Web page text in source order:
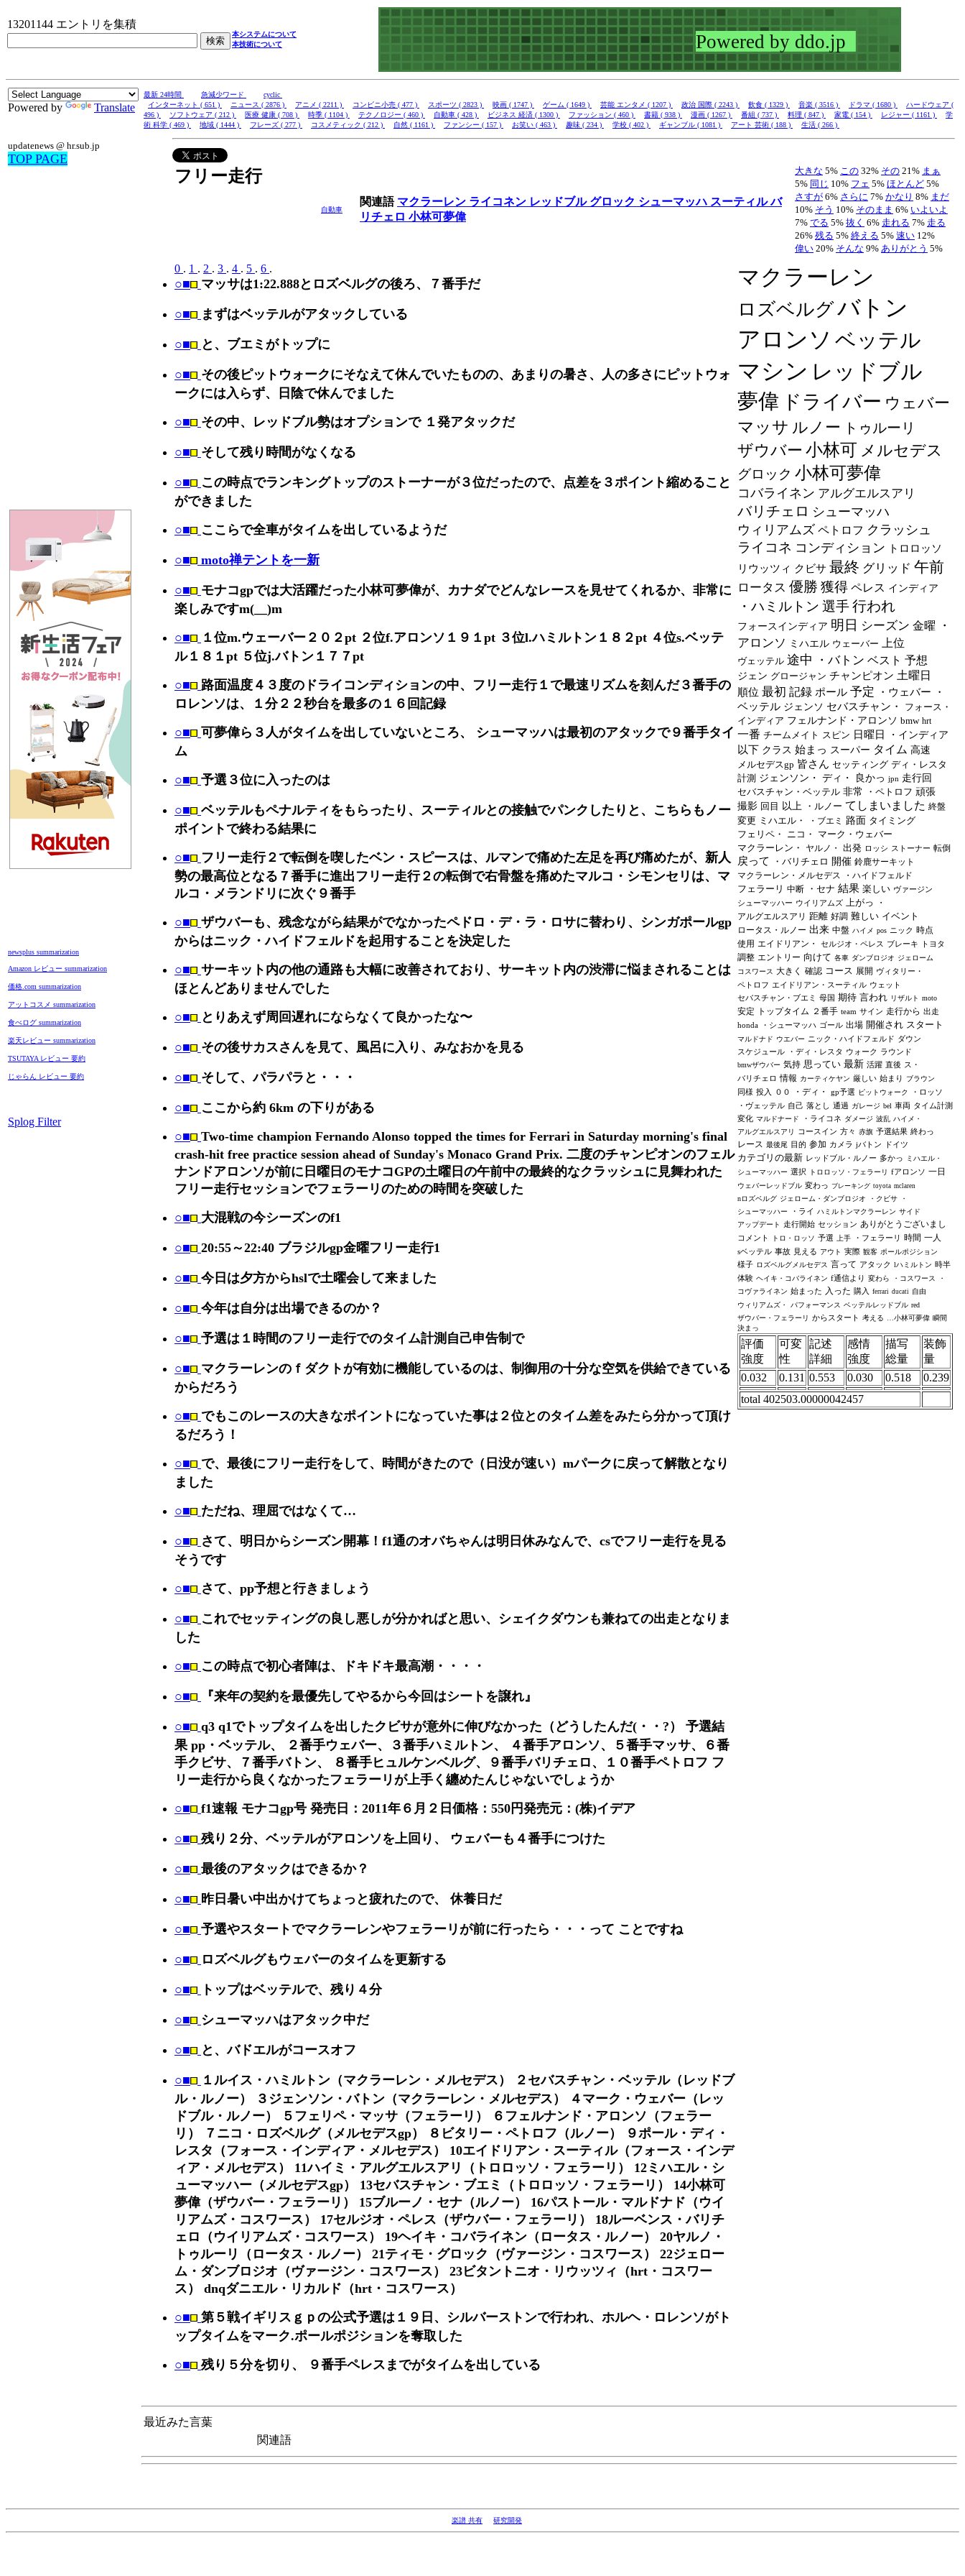
13201144 エントリを集積
本システムについて
本技術について
Powered by Translate
updatenews @ hr.sub.jp
TOP PAGE
newsplus summarization
Amazon レビュー summarization
価格.com summarization
アットコスメ summarization
食べログ summarization
楽天レビュー summarization
TSUTAYA レビュー 要約
じゃらん レビュー 要約
Splog Filter
最新 24時間 急減少ワード
cyclic
インターネット ( 651 )
ニュース ( 2876 ) アニメ ( 2211 ) コンビニ小売 ( 477 ) スポーツ ( 2823 ) 映画 ( 1747 ) ゲーム ( 1649 ) 芸能 エンタメ ( 1207 ) 政治 国際 ( 2243 ) 飲食 ( 1329 ) 音楽 ( 3516 ) ドラマ ( 1680 )
ハードウェア (
496 )
ソフトウェア ( 212 ) 医療 健康 ( 708 ) 時季 ( 1104 ) テクノロジー ( 460 ) 自動車 ( 428 ) ビジネス 経済 ( 1300 ) ファッション ( 460 ) 書籍 ( 938 ) 漫画 ( 1267 ) 番組 ( 737 ) 料理 ( 847 ) 家電 ( 154 ) レジャー ( 1161 )
学
術 科学 ( 469 )
地域 ( 1444 ) フレーズ ( 277 ) コスメティック ( 212 ) 自然 ( 1161 ) ファンシー ( 157 ) お笑い ( 463 ) 趣味 ( 234 ) 学校 ( 402 ) ギャンブル ( 1081 ) アート 芸術 ( 188 ) 生活 ( 266 )
フリー走行
自動車
関連語 マクラーレン ライコネン レッドブル グロック シューマッハ スーティルバ
リチェロ 小林可夢偉
大きな 5% この 32% その 21% まぁ
5% 同じ 10% フェ 5% ほとんど 5%
さすが 6% さらに 7% かなり 8% まだ
10% そう 10% そのまま 6% いよいよ
7% でる 5% 抜く 6% 走れる 7% 走る
26% 残る 5% 終える 5% 速い 12%
偉い 20% そんな 9% ありがとう 5%
0 . 1 . 2 . 3 . 4 . 5 . 6 .
○■ マッサは1:22.888とロズベルグの後ろ、７番手だ
○■ まずはベッテルがアタックしている
○■ と、ブエミがトップに
○■ その後ピットウォークにそなえて休んでいたものの、あまりの暑さ、人の多さにピットウォ
ークには入らず、日陰で休んでました
○■ その中、レッドブル勢はオプションで １発アタックだ
○■ そして残り時間がなくなる
○■ この時点でランキングトップのストーナーが３位だったので、点差を３ポイント縮めること
ができました
○■ ここらで全車がタイムを出しているようだ
○■ moto禅テントを一新
○■ モナコgpでは大活躍だった小林可夢偉が、カナダでどんなレースを見せてくれるか、非常に
楽しみですm(__)m
○■ １位m.ウェーバー２０２pt ２位f.アロンソ１９１pt ３位l.ハミルトン１８２pt ４位s.ベッテ
ル１８１pt ５位j.バトン１７７pt
○■ 路面温度４３度のドライコンディションの中、フリー走行１で最速リズムを刻んだ３番手の
ロレンソは、１分２２秒台を最多の１６回記録
○■ 可夢偉ら３人がタイムを出していないところ、 シューマッハは最初のアタックで９番手タイ
ム
○■ 予選３位に入ったのは
○■ ベッテルもペナルティをもらったり、スーティルとの接触でパンクしたりと、こちらもノー
ポイントで終わる結果に
○■ フリー走行２で転倒を喫したベン・スピースは、ルマンで痛めた左足を再び痛めたが、新人
勢の最高位となる７番手に進出フリー走行２の転倒で右骨盤を痛めたマルコ・シモンセリは、マ
ルコ・メランドリに次ぐ９番手
○■ ザウバーも、残念ながら結果がでなかったペドロ・デ・ラ・ロサに替わり、シンガポールgp
からはニック・ハイドフェルドを起用することを決定した
○■ サーキット内の他の通路も大幅に改善されており、サーキット内の渋滞に悩まされることは
ほとんどありませんでした
○■ とりあえず周回遅れにならなくて良かったな〜
○■ その後サカスさんを見て、風呂に入り、みなおかを見る
○■ そして、パラパラと・・・
○■
ここから約 6km の下りがある
○■
Two-time champion Fernando Alonso topped the times for Ferrari in Saturday morning's final
crash-hit free practice session ahead of Sunday's Monaco Grand Prix. 二度のチャンピオンのフェル
ナンドアロンソが前に日曜日のモナコGPの土曜日の午前中の最終的なクラッシュに見舞われた
フリー走行セッションでフェラーリのための時間を突破した
○■ 大混戦の今シーズンのf1
○■ 20:55～22:40 ブラジルgp金曜フリー走行1
○■ 今日は夕方からhslで土曜会して来ました
○■ 今年は自分は出場できるのか？
○■ 予選は１時間のフリー走行でのタイム計測自己申告制で
○■ マクラーレンのｆダクトが有効に機能しているのは、制御用の十分な空気を供給できている
からだろう
○■ でもこのレースの大きなポイントになっていた事は２位とのタイム差をみたら分かって頂け
るだろう！
○■ で、最後にフリー走行をして、時間がきたので（日没が速い）mパークに戻って解散となり
ました
○■ ただね、理屈ではなくて…
○■ さて、明日からシーズン開幕！f1通のオバちゃんは明日休みなんで、csでフリー走行を見る
そうです
○■ さて、pp予想と行きましょう
○■ これでセッティングの良し悪しが分かればと思い、シェイクダウンも兼ねての出走となりま
した
○■ この時点で初心者陣は、ドキドキ最高潮・・・・
○■ 『来年の契約を最優先してやるから今回はシートを譲れ』
○■ q3 q1でトップタイムを出したクビサが意外に伸びなかった（どうしたんだ(・・?） 予選結
果 pp・ベッテル、 ２番手ウェバー、３番手ハミルトン、 ４番手アロンソ、５番手マッサ、６番
手クビサ、７番手バトン、 ８番手ヒュルケンベルグ、９番手バリチェロ、１０番手ペトロフ フ
リー走行から良くなかったフェラーリが上手く纏めたんじゃないでしょうか
○■ f1速報 モナコgp号 発売日：2011年６月２日価格：550円発売元：(株)イデア
○■ 残り２分、ベッテルがアロンソを上回り、 ウェバーも４番手につけた
○■ 最後のアタックはできるか？
○■ 昨日暑い中出かけてちょっと疲れたので、 休養日だ
○■ 予選やスタートでマクラーレンやフェラーリが前に行ったら・・・って ことですね
○■ ロズベルグもウェバーのタイムを更新する
○■ トップはベッテルで、残り４分
○■ シューマッハはアタック中だ
○■ と、バドエルがコースオフ
○■ １ルイス・ハミルトン（マクラーレン・メルセデス） ２セバスチャン・ベッテル（レッドブ
ル・ルノー） ３ジェンソン・バトン（マクラーレン・メルセデス） ４マーク・ウェバー（レッ
ドブル・ルノー） ５フェリペ・マッサ（フェラーリ） ６フェルナンド・アロンソ（フェラー
リ） ７ニコ・ロズベルグ（メルセデスgp） ８ビタリー・ペトロフ（ルノー） ９ポール・ディ・
レスタ（フォース・インディア・メルセデス） 10エイドリアン・スーティル（フォース・インデ
ィア・メルセデス） 11ハイミ・アルグエルスアリ（トロロッソ・フェラーリ） 12ミハエル・シ
ューマッハー（メルセデスgp） 13セバスチャン・ブエミ（トロロッソ・フェラーリ） 14小林可
夢偉（ザウバー・フェラーリ） 15ブルーノ・セナ（ルノー） 16パストール・マルドナド（ウイ
リアムズ・コスワース） 17セルジオ・ペレス（ザウバー・フェラーリ） 18ルーベンス・バリチ
ェロ（ウイリアムズ・コスワース） 19ヘイキ・コバライネン（ロータス・ルノー） 20ヤルノ・
トゥルーリ（ロータス・ルノー） 21ティモ・グロック（ヴァージン・コスワース） 22ジェロー
ム・ダンブロジオ（ヴァージン・コスワース） 23ビタントニオ・リウッツィ（hrt・コスワー
ス） dnqダニエル・リカルド（hrt・コスワース）
○■ 第５戦イギリスｇｐの公式予選は１９日、シルバーストンで行われ、ホルヘ・ロレンソがト
ップタイムをマーク.ポールポジションを奪取した
○■ 残り５分を切り、 ９番手ペレスまでがタイムを出している
マクラーレン
ロズベルグバトン
アロンソ ベッテル
マシン レッドブル
夢偉 ドライバー ウェバー
マッサ ルノー トゥルーリ
ザウバー 小林可 メルセデス
グロック 小林可夢偉
コバライネン アルグエルスアリ
バリチェロ シューマッハ
ウィリアムズ ペトロフ クラッシュ
ライコネ コンディション
トロロッソ
リウッツィ クビサ 最終 グリッド 午前
ロータス 優勝 獲得 ペレス インディア
・ハミルトン 選手行われ
フォースインディア 明日 シーズン 金曜
・
アロンソ ミハエル ウェーバー 上位
ヴェッテル 途中 ・バトン ベスト 予想
ジェン グロージャン チャンピオン 土曜日
順位 最初 記録 ポール 予定 ・ウェバー
・
ベッテル ジェンソ セバスチャン・
フォース・
インディア フェルナンド・アロンソ bmw hrt
一番 チームメイト スピン 日曜日 ・インディア
以下 クラス 始まっ スーパー タイム 高速
メルセデスgp 皆さん セッティング ディ・レスタ
計測 ジェンソン・ ディ・ 良かっ jpn 走行回
セバスチャン・ベッテル 非常 ・ペトロフ 頑張
撮影 回目 以上 ・ルノー てしまいました 終盤
変更 ミハエル・ ・ブエミ 路面 タイミング
フェリペ・
ニコ・
マーク・ウェバー
マクラーレン・
ヤルノ・ 出発 ロッシ ストーナー 転倒
戻って ・バリチェロ 開催 鈴鹿サーキット
マクラーレン・メルセデス
・ハイドフェルド
フェラーリ 中断 ・セナ 結果 楽しい ヴァージン
シューマッハー ウイリアムズ 上がっ
・
アルグエルスアリ 距離 好調 難しい イベント
ロータス・ルノー 出来 中盤 ハイメ pos ニック 時点
使用 エイドリアン・ セルジオ・ペレス ブレーキ トヨタ
調整 エントリー 向けて 各車 ダンブロジオ ジェローム
コスワース 大きく 確認 コース 展開 ヴィタリー・
ペトロフ エイドリアン・スーティル ウェット
セバスチャン・ブエミ 母国 期待 言われ リザルト moto
安定 トップタイム ２番手 team サイン 走行から 出走
honda
・シューマッハ ゴール 出場 開催され スタート
マルドナド ウエバー ニック・ハイドフェルド ダウン
スケジュール
・ディ・レスタ ウォーク ラウンド
bmwザウバー 気持 思ってい 最新 活躍 直後 ス・
バリチェロ 情報 カーティケヤン 厳しい 始まり ブラウン
同様 投入 ００ ・ディ・ gp予選 ピットウォーク
・ロッソ
・ヴェッテル 自己 落とし 通過 ガレージ bel 車両 タイム計測
変化 マルドナード ・ライコネ ダメージ 波乱 ハイメ・
アルグエルスアリ
コースイン 方々 赤旗 予選結果 終わっ
レース 最後尾 目的 参加 カメラ jバトン ドイツ
カテゴリの最新 レッドブル・ルノー 多かっ
ミハエル・
シューマッハー 選択 トロロッソ・フェラーリ fアロンソ 一日
ウェバーレッドブル 変わっ ブレーキング toyota mclaren
nロズベルグ ジェローム・ダンブロジオ ・クビサ
・
シューマッハー
・ライ ハミルトンマクラーレン サイド
アップデート 走行開始 セッション ありがとうございまし
コメント トロ・ロッソ 予選 上手 ・フェラーリ 時間 一人
sベッテル 事故 見える アウト 実際 観客 ポールポジション
様子 ロズベルグメルセデス 言って アタック lハミルトン 時半
体験 ヘイキ・コバライネン f通信より 変わら ・コスワース
・
コヴァライネン 始まった 入った 購入 ferrari ducati 自由
ウィリアムズ・
パフォーマンス ベッテルレッドブル red
ザウバー・フェラーリ からスタート 考える …小林可夢偉 瞬間
決まっ
評価
強度
可変
性
記述
詳細
感情
強度
描写
総量
装飾
量
0.032
0.131 0.553 0.030 0.518
0.239
total 402503.00000042457
最近みた言葉
関連語
楽譜 共有 研究開発